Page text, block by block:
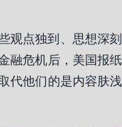
观点独到、思想深刻
融危机后，美国报纸
代他们的是内容肤浅